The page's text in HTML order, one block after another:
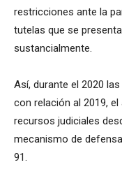
restricciones ante la
tutelas que se
sustancialmente.
Así, durante el 2020
con relación al 2019,
recursos judiciales
mecanismo de
91.